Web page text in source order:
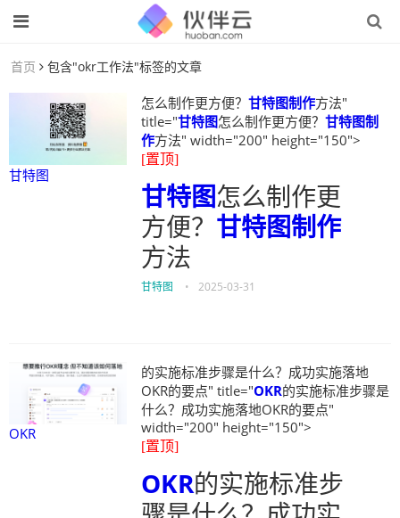
首页 包含"okr工作法"标签的文章
甘特图
怎么制作更方便？ 甘特图制作方法"
title="甘特图怎么制作更方便？ 甘特图制
作方法" width="200" height="150">
[置顶]
甘特图怎么制作更
方便？ 甘特图制作
方法
甘特图 • 2025-03-31
OKR
的实施标准步骤是什么？成功实施落地
OKR的要点" title="OKR的实施标准步骤是
什么？成功实施落地OKR的要点"
width="200" height="150">
[置顶]
OKR的实施标准步